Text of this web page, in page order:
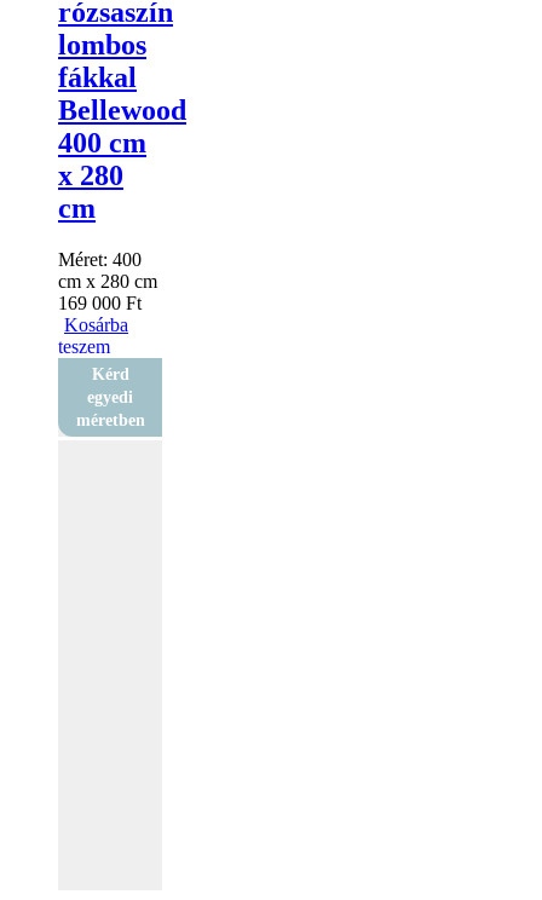
rózsaszín
lombos
fákkal
Bellewood
400 cm
x 280
cm
Méret: 400
cm x 280 cm
169 000 Ft
Kosárba
teszem
Kérd
egyedi
méretben